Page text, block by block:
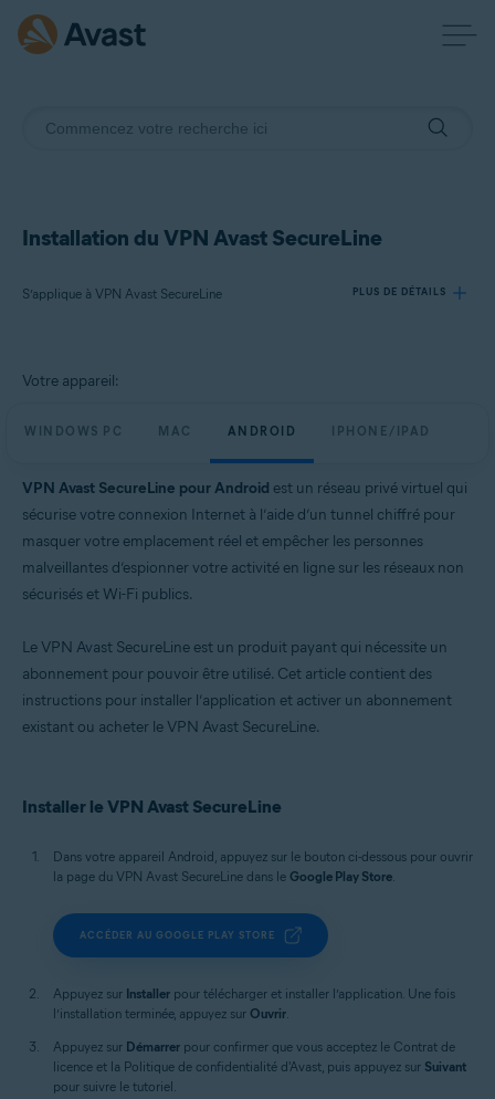
Installation du VPN Avast SecureLine
S’applique à VPN Avast SecureLine PLUS DE DÉTAILS
Produits:
Windows, macOS, Android, iOS
Votre appareil:
WINDOWS PC MAC ANDROID IPHONE/IPAD
VPN Avast SecureLine pour Android est un réseau privé virtuel qui
sécurise votre connexion Internet à l’aide d’un tunnel chiffré pour
masquer votre emplacement réel et empêcher les personnes
malveillantes d’espionner votre activité en ligne sur les réseaux non
sécurisés et Wi-Fi publics.
Le VPN Avast SecureLine est un produit payant qui nécessite un
abonnement pour pouvoir être utilisé. Cet article contient des
instructions pour installer l’application et activer un abonnement
existant ou acheter le VPN Avast SecureLine.
Installer le VPN Avast SecureLine
Dans votre appareil Android, appuyez sur le bouton ci-dessous pour ouvrir
la page du VPN Avast SecureLine dans le Google Play Store.
ACCÉDER AU GOOGLE PLAY STORE
Appuyez sur Installer pour télécharger et installer l’application. Une fois
l’installation terminée, appuyez sur Ouvrir.
Appuyez sur Démarrer pour confirmer que vous acceptez le Contrat de
licence et la Politique de confidentialité d'Avast, puis appuyez sur Suivant
pour suivre le tutoriel.